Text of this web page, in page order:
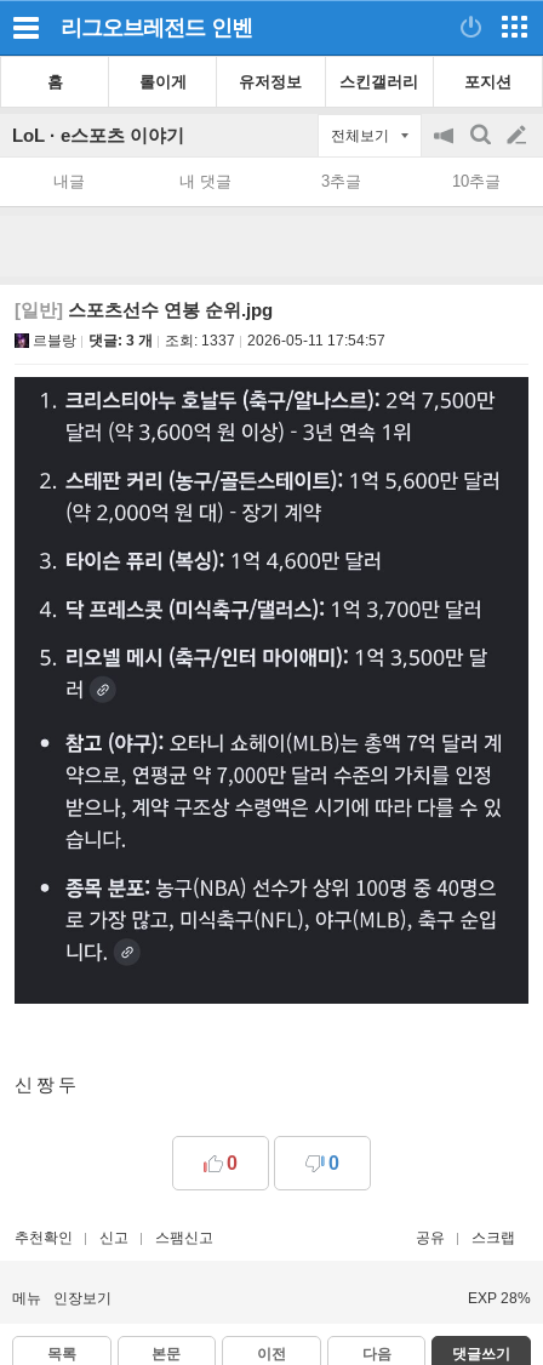
리그오브레전드 인벤
홈 롤이게 유저정보 스킨갤러리 포지션
LoL · e스포츠 이야기 전체보기
공
지
on/off
검
색
글
쓰
내글 내 댓글 3추글 10추글
[일반] 스포츠선수 연봉 순위.jpg
르블랑 댓글: 3 개 조회: 1337 2026-05-11 17:54:57
신 짱 두
0 0
추천확인 신고 스팸신고 공유 스크랩
메뉴 인장보기 EXP 28%
목록 본문 이전 다음 댓글쓰기